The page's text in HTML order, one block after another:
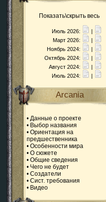
Показать\скрыть весь
Июль 2026:
|
Март 2026:
|
Ноябрь 2024:
|
Октябрь 2024:
|
Август 2024:
|
Июль 2024:
|
Arcania
• Данные о проекте
• Выбор названия
• Ориентация на
предшественника
• Особенности мира
• О сюжете
• Общие сведения
• Чего не будет
• Создатели
• Сист. требования
• Видео